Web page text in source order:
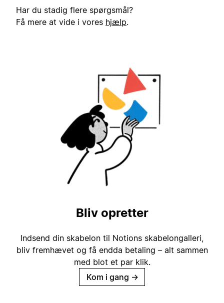
Har du stadig flere spørgsmål?
Få mere at vide i vores hjælp.
Bliv opretter
Indsend din skabelon til Notions skabelongalleri,
bliv fremhævet og få endda betaling – alt sammen
med blot et par klik.
Kom i gang →